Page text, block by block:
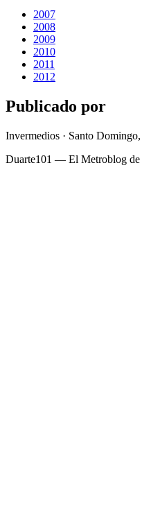
2007
2008
2009
2010
2011
2012
Publicado por
Invermedios · Santo
Duarte101 — El Metroblog de